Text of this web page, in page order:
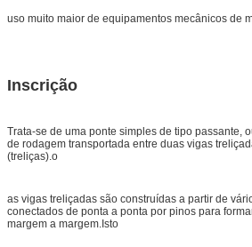
uso muito maior de equipamentos mecânicos de
Inscrição
Trata-se de uma ponte simples de tipo passante,
de rodagem transportada entre duas vigas
(treliças).o
as vigas treliçadas são construídas a partir de
conectados de ponta a ponta por pinos para
margem a margem.Isto